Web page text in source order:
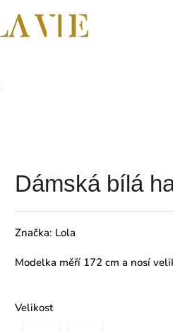
Dámská bílá
Značka: Lola
Modelka měří 172 cm a nosí
Velikost